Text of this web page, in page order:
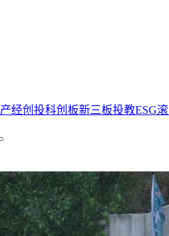
产经创投科创板新三板投教ESG